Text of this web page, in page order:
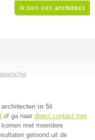
Ik ben een architect
architecten in St
of ga naar direct contact met
met meerdere
getoond uit de